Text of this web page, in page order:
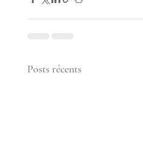
Posts récents